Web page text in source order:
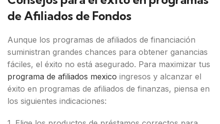
de Afiliados de Fondos
Aunque los programas de afiliados de financiación
suministran grandes chances para obtener ganancias
fáciles, el éxito no está asegurado. Para maximizar tus
programa de afiliados mexico ingresos y alcanzar el
éxito en programas de afiliados de finanzas, piensa en
los siguientes indicaciones: